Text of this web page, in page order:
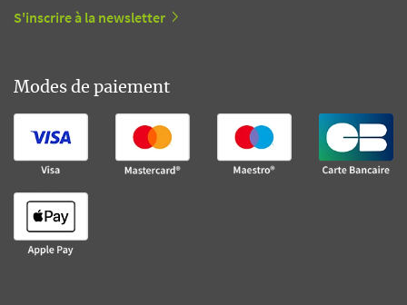
S'inscrire à la newsletter
Modes de paiement